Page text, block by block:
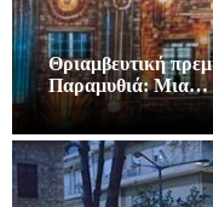
Θριαμβευτική
Παραμυθιά: Μια…